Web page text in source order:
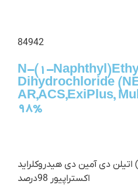
84942
N-(1-
Dihydrochloride
AR,ACS,ExiPlus,
98%
اتیلن دی آمین دی هیدروکلراید
اکستراپیور 98درصد